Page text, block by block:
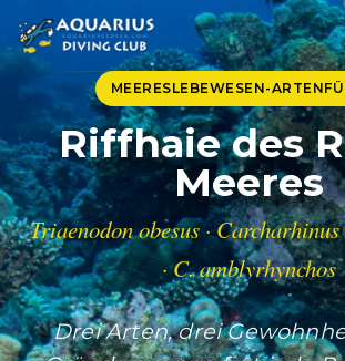
MEERESLEBEWESEN-
Riffhaie des
Meeres
Triaenodon obesus ·
· C. amblyrhynchos
Drei Arten, drei